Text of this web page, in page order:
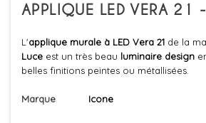
APPLIQUE LED VERA 21
L'applique murale à LED Vera 21 de la
Luce est un très beau luminaire design
belles finitions peintes ou métallisées.
Marque Icone